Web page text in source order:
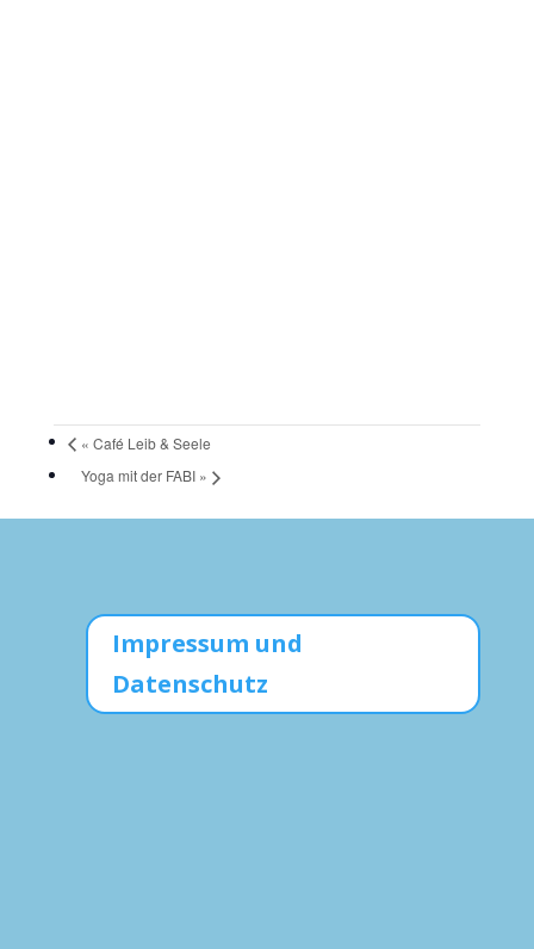
« Café Leib & Seele
Yoga mit der FABI »
Impressum und
Datenschutz